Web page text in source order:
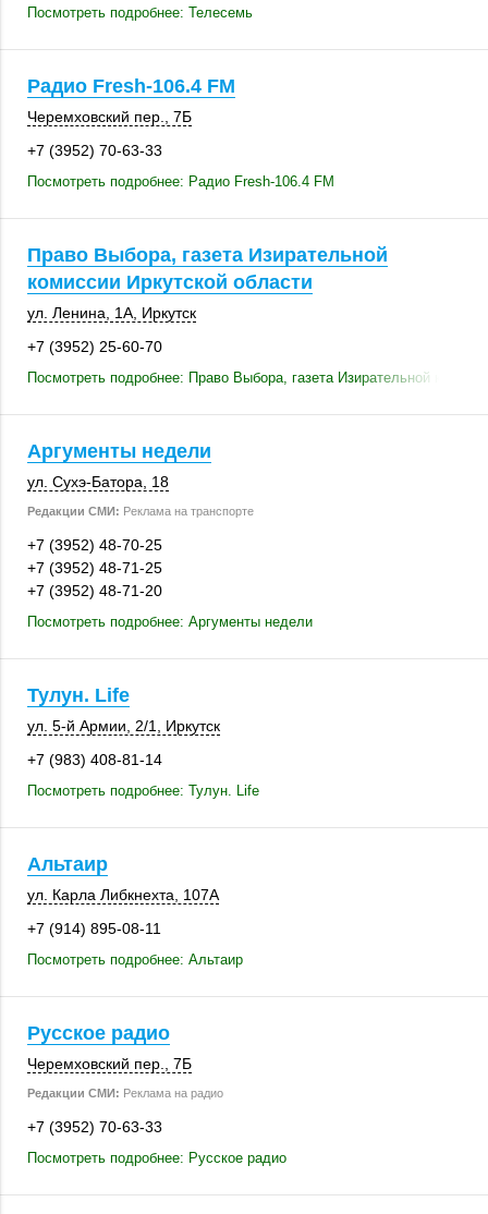
Посмотреть подробнее: Телесемь
Радио Fresh-106.4 FM
Черемховский пер., 7Б
+7 (3952) 70-63-33
Посмотреть подробнее: Радио Fresh-106.4 FM
Право Выбора, газета Изирательной
комиссии Иркутской области
ул. Ленина, 1А Иркутск
+7 (3952) 25-60-70
Посмотреть подробнее: Право Выбора, газета Изирательной
Аргументы недели
ул. Сухэ-Батора, 18
Редакции СМИ: Реклама на транспорте
+7 (3952) 48-70-25
+7 (3952) 48-71-25
+7 (3952) 48-71-20
Посмотреть подробнее: Аргументы недели
Тулун. Life
ул. 5-й Армии 2/1
Иркутск
+7 (983) 408-81-14
Посмотреть подробнее: Тулун. Life
Альтаир
ул. Карла Либкнехта
107А
+7 (914) 895-08-11
Посмотреть подробнее: Альтаир
Русское радио
Черемховский пер., 7Б
Редакции СМИ: Реклама на радио
+7 (3952) 70-63-33
Посмотреть подробнее: Русское радио